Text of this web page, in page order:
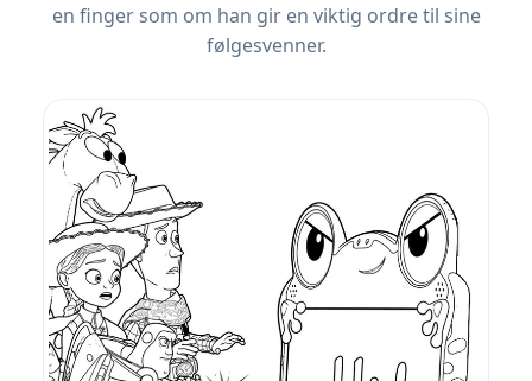
en finger som om han gir en viktig ordre til sine
følgesvenner.